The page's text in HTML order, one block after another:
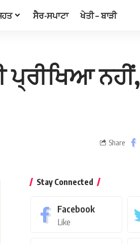
ਸੈਰ-ਸਪਾਟਾ ਖੇਤੀ – ਬਾੜੀ
ਪ੍ਰੀਖਿਆ ਨਹੀਂ,
Share
Stay Connected
Facebook
Like